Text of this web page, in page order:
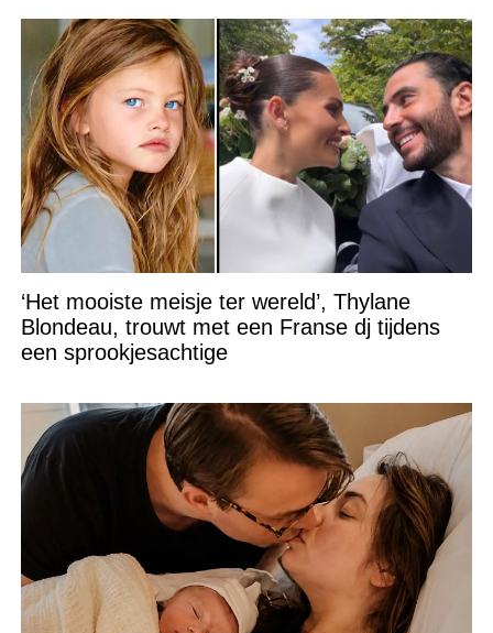
‘Het mooiste meisje ter wereld’, Thylane
Blondeau, trouwt met een Franse dj tijdens
een sprookjesachtige